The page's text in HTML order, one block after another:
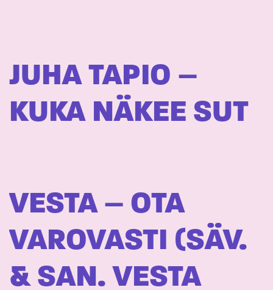
JUHA TAPIO –
KUKA NÄKEE SUT
VESTA – OTA
VAROVASTI (SÄV.
& SAN. VESTA